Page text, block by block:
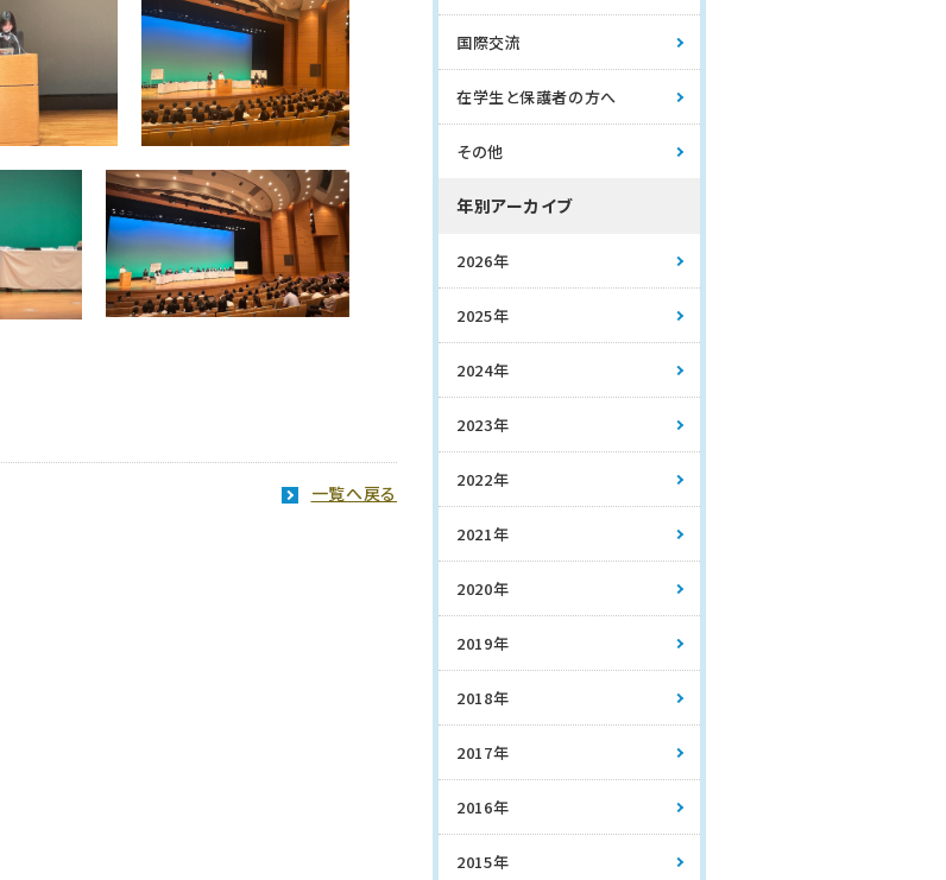
一覧へ戻る
国際交流
在学生と保護者の方へ
その他
年別アーカイブ
2026年
2025年
2024年
2023年
2022年
2021年
2020年
2019年
2018年
2017年
2016年
2015年